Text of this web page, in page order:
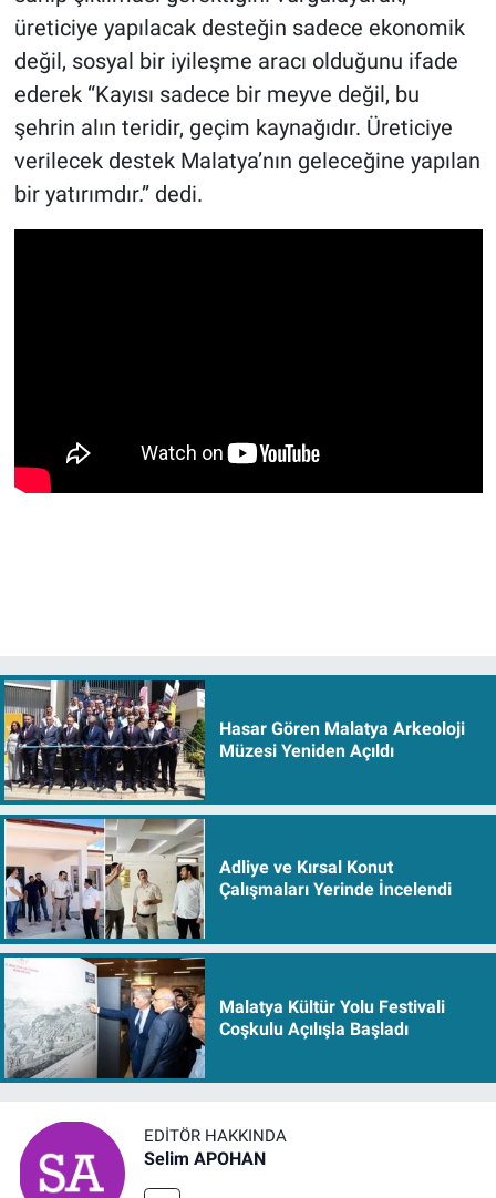
üreticiye yapılacak desteğin sadece ekonomik
değil, sosyal bir iyileşme aracı olduğunu ifade
ederek “Kayısı sadece bir meyve değil, bu
şehrin alın teridir, geçim kaynağıdır. Üreticiye
verilecek destek Malatya’nın geleceğine yapılan
bir yatırımdır.” dedi.
Hasar Gören Malatya Arkeoloji
Müzesi Yeniden Açıldı
Adliye ve Kırsal Konut
Çalışmaları Yerinde İncelendi
Malatya Kültür Yolu Festivali
Coşkulu Açılışla Başladı
EDITÖR HAKKINDA
Selim APOHAN